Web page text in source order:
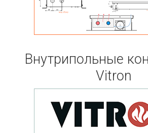
Внутрипольные
Vitron